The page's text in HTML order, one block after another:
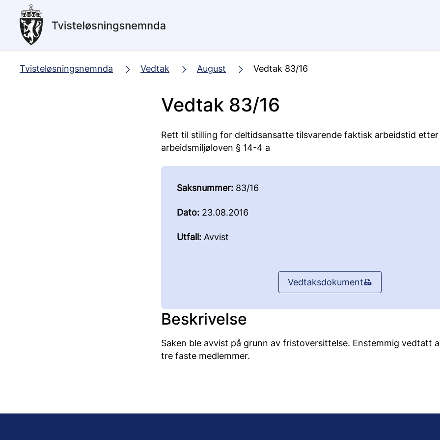
hovedinnhold
Tvisteløsningsnemnda Vedtak August Vedtak 83/16
Vedtak 83/16
Rett til stilling for deltidsansatte tilsvarende faktisk arbeidstid etter
arbeidsmiljøloven § 14-4 a
Saksnummer: 83/16
Dato: 23.08.2016
Utfall: Avvist
Vedtaksdokument
Beskrivelse
Saken ble avvist på grunn av fristoversittelse. Enstemmig vedtatt
tre faste medlemmer.